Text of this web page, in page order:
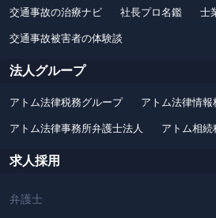
交通事故の治療ナビ 社長プロ名鑑 士
交通事故被害者の体験談
法人グループ
アトム法律税務グループ アトム法律情報
アトム法律事務所弁護士法人 アトム相
求人採用
弁護士